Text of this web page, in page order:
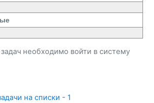
необходимо войти в систему
на списки - 1